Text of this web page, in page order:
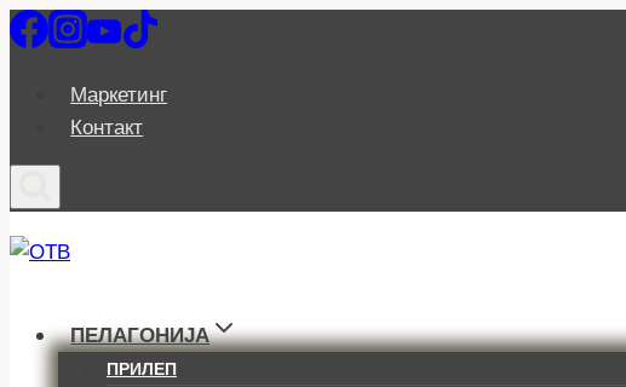
Skip
to
contentМаркетинг
Контакт
ПЕЛАГОНИЈА
ПРИЛЕП